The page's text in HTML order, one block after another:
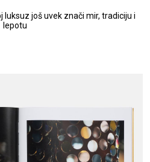
luksuz još uvek znači mir, tradiciju i
lepotu